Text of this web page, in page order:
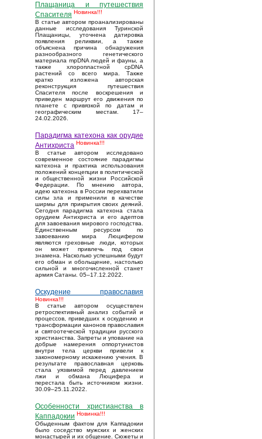
Плащаница и путешествия
Спасителя Новинка!!!
В статье автором проанализированы
данные исследования Туринской
Плащаницы, уточнена датировка
появления реликвии, а также
объяснена причина обнаружения
разнообразного генетического
материала mpDNA людей и фауны, а
также хлоропластной cpDNA
растений со всего мира. Также
кратко изложена авторская
реконструкция путешествия
Спасителя после воскрешения и
приведен маршрут его движения по
планете с привязкой по датам и
географическим местам. 17–
24.02.2026.
Парадигма катехона как орудие
Антихриста Новинка!!!
В статье автором исследовано
современное состояние парадигмы
катехона и практика использования
положений концепции в политической
и общественной жизни Российской
Федерации. По мнению автора,
идею катехона в России перехватили
силы зла и применили в качестве
ширмы для прикрытия своих деяний.
Сегодня парадигма катехона стала
орудием Антихриста и его адептов
для завоевания мирового господства.
Единственным ресурсом по
завоеванию мира Люцифером
являются греховные люди, которых
он может привлечь под свои
знамена. Насколько успешными будут
его обман и обольщение, настолько
сильной и многочисленной станет
армия Сатаны. 05–17.12.2022.
Оскудение православия
Новинка!!!
В статье автором осуществлен
ретроспективный анализ событий и
процессов, приведших к оскудению и
трансформации канонов православия
и святоотеческой традиции русского
христианства. Запреты и упование на
добрые намерения оппортунистов
внутри тела церкви привели к
закономерному искажению учения. В
результате православная церковь
стала уязвимой перед давлением
лжи и обмана Люцифера и
перестала быть источником жизни.
30.09–25.11.2022.
Особенности христианства в
Каппадокии Новинка!!!
Обыденным фактом для Каппадокии
было соседство мужских и женских
монастырей и их общение. Сюжеты и